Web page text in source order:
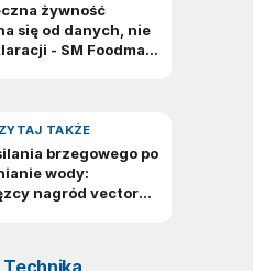
Technika